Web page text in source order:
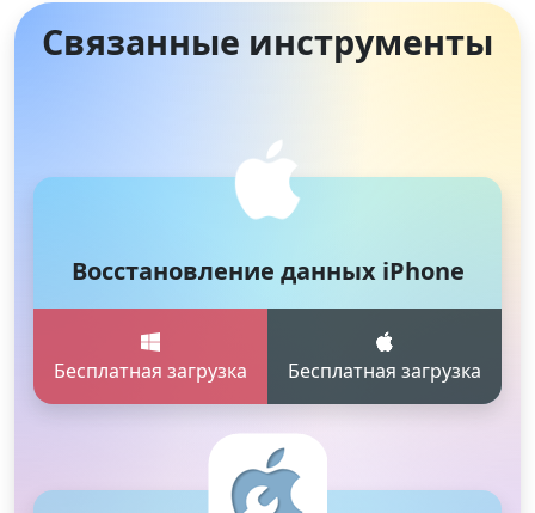
Связанные инструменты
Восстановление данных iPhone
Бесплатная загрузка Бесплатная загрузка